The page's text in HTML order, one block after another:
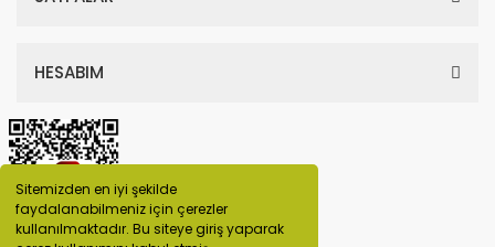
Sitemizden en iyi şekilde
faydalanabilmeniz için çerezler
kullanılmaktadır. Bu siteye giriş yaparak
HESABIM